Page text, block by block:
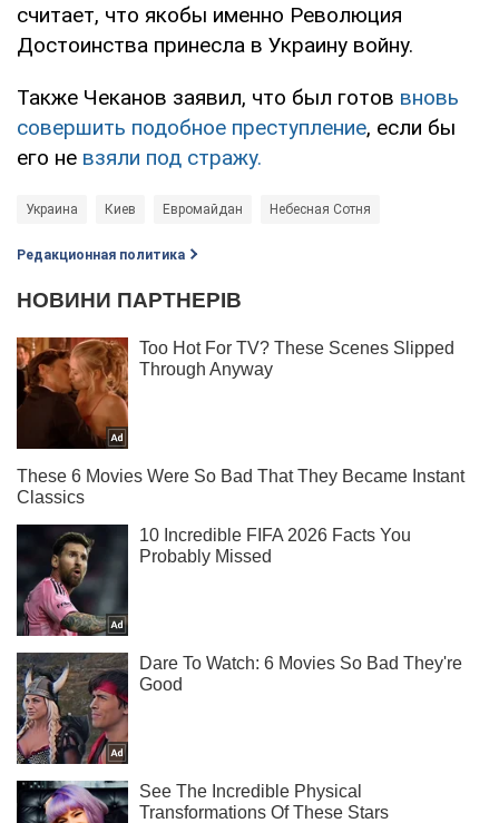
считает, что якобы именно Революция
Достоинства принесла в Украину войну.
Также Чеканов заявил, что был готов вновь
совершить подобное преступление, если бы
его не взяли под стражу.
Украина Киев Евромайдан Небесная Сотня
Редакционная политика